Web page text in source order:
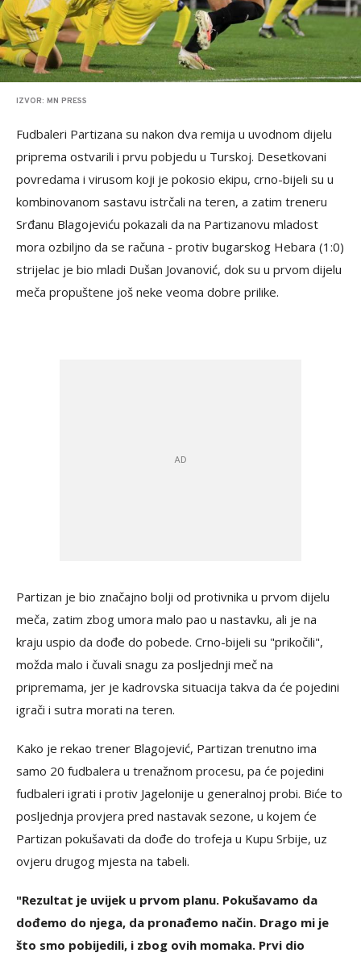
IZVOR: MN PRESS
Fudbaleri Partizana su nakon dva remija u uvodnom dijelu
priprema ostvarili i prvu pobjedu u Turskoj. Desetkovani
povredama i virusom koji je pokosio ekipu, crno-bijeli su u
kombinovanom sastavu istrčali na teren, a zatim treneru
Srđanu Blagojeviću pokazali da na Partizanovu mladost
mora ozbiljno da se računa - protiv bugarskog Hebara (1:0)
strijelac je bio mladi Dušan Jovanović, dok su u prvom dijelu
meča propuštene još neke veoma dobre prilike.
Partizan je bio značajno bolji od protivnika u prvom dijelu
meča, zatim zbog umora malo pao u nastavku, ali je na
kraju uspio da dođe do pobede. Crno-bijeli su "prikočili",
možda malo i čuvali snagu za posljednji meč na
pripremama, jer je kadrovska situacija takva da će pojedini
igrači i sutra morati na teren.
Kako je rekao trener Blagojević, Partizan trenutno ima
samo 20 fudbalera u trenažnom procesu, pa će pojedini
fudbaleri igrati i protiv Jagelonije u generalnoj probi. Biće to
posljednja provjera pred nastavak sezone, u kojem će
Partizan pokušavati da dođe do trofeja u Kupu Srbije, uz
ovjeru drugog mjesta na tabeli.
"Rezultat je uvijek u prvom planu. Pokušavamo da
dođemo do njega, da pronađemo način. Drago mi je
što smo pobijedili, i zbog ovih momaka. Prvi dio